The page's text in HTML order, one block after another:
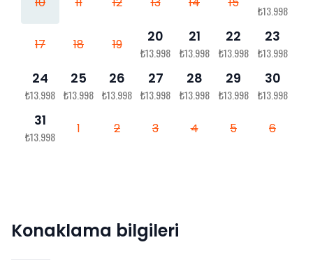
₺13.998
17 18 19 20
₺13.998
21
₺13.998
22
₺13.998
23
₺13.998
24
₺13.998
25
₺13.998
26
₺13.998
27
₺13.998
28
₺13.998
29
₺13.998
30
₺13.998
31
₺13.998
1 2 3 4 5 6
Konaklama bilgileri